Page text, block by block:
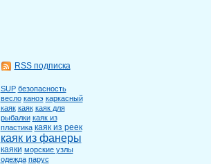
RSS подписка
SUP безопасность
весло каноэ каркасный
каяк каяк каяк для
рыбалки каяк из
пластика каяк из реек
каяк из фанеры
каяки морские узлы
одежда парус